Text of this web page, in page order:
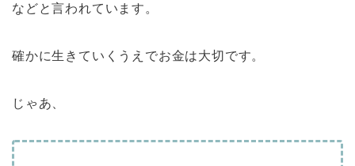
などと言われています。
確かに生きていくうえでお金は大切です。
じゃあ、